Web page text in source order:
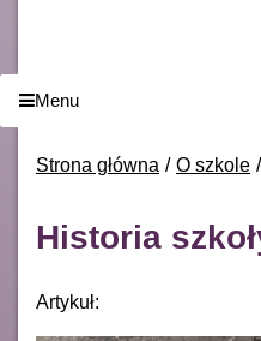
Menu
Strona główna O szkole
Historia
Artykuł: